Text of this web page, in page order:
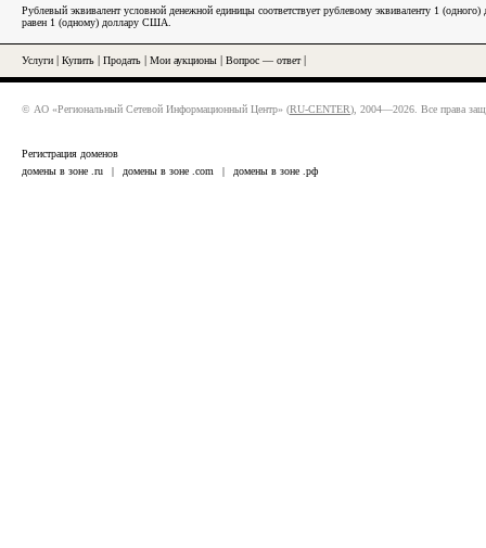
Рублевый эквивалент условной денежной единицы соответствует рублевому эквиваленту 1
равен 1 (одному) доллару США.
Услуги Купить Продать Мои аукционы Вопрос — ответ|
© АО «Региональный Сетевой Информационный Центр» (RU-CENTER), 2004—2026. Все права
Регистрация доменов
домены в зоне .ru
| домены в зоне .com | домены в зоне .рф